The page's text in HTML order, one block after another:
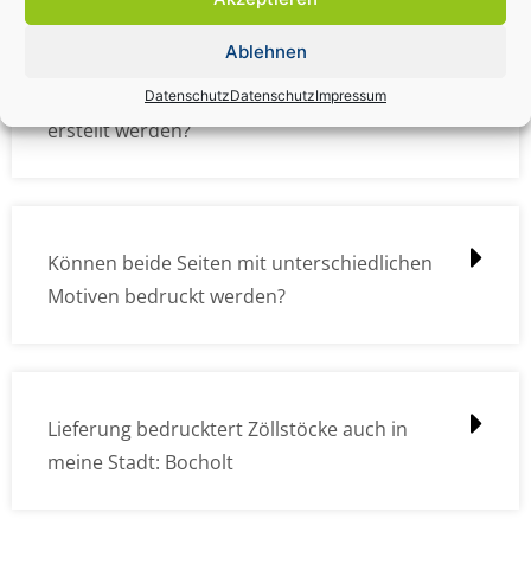
Ablehnen
DatenschutzDatenschutzImpressum
Wie müssen die Druckdateien angelegt /
erstellt werden?
Können beide Seiten mit unterschiedlichen
Motiven bedruckt werden?
Lieferung bedrucktert Zöllstöcke auch in
meine Stadt: Bocholt